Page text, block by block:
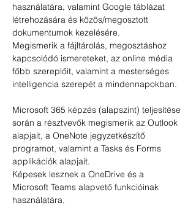
használatára, valamint Google táblázat
létrehozására és közös/megosztott
dokumentumok kezelésére.
Megismerik a fájltárolás, megosztáshoz
kapcsolódó ismereteket, az online média
főbb szereplőit, valamint a mesterséges
intelligencia szerepét a mindennapokban.
Microsoft 365 képzés (alapszint) teljesítése
során a résztvevők megismerik az Outlook
alapjait, a OneNote jegyzetkészítő
programot, valamint a Tasks és Forms
applikációk alapjait.
Képesek lesznek a OneDrive és a
Microsoft Teams alapvető funkcióinak
használatára.